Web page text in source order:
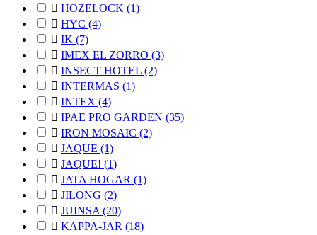
 HOZELOCK (1)
 HYC (4)
 IK (7)
 IMEX EL ZORRO (3)
 INSECT HOTEL (2)
 INTERMAS (1)
 INTEX (4)
 IPAE PRO GARDEN (35)
 IRON MOSAIC (2)
 JAQUE (1)
 JAQUE! (1)
 JATA HOGAR (1)
 JILONG (2)
 JUINSA(20)
 KAPPA-JAR (18)